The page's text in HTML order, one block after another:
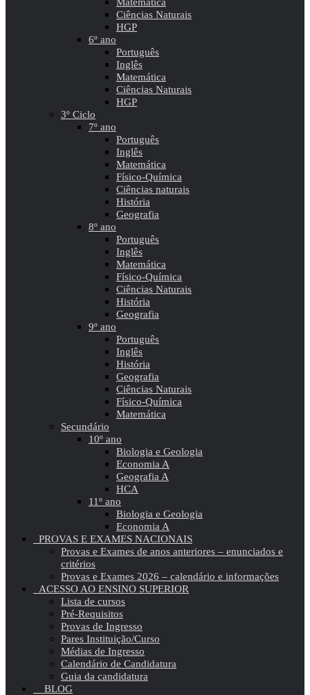
Ciências Naturais
HGP
6º ano
Português
Inglês
Matemática
Ciências Naturais
HGP
3º Ciclo
7º ano
Português
Inglês
Matemática
Físico-Química
Ciências naturais
História
Geografia
8º ano
Português
Inglês
Matemática
Físico-Química
Ciências Naturais
História
Geografia
9º ano
Português
Inglês
História
Geografia
Ciências Naturais
Físico-Química
Matemática
Secundário
10º ano
Biologia e Geologia
Economia A
Geografia A
HCA
11º ano
Biologia e Geologia
Economia A
PROVAS E EXAMES NACIONAIS
Provas e Exames de anos anteriores – enunciados e
critérios
Provas e Exames 2026 – calendário e informações
ACESSO AO ENSINO SUPERIOR
Lista de cursos
Pré-Requisitos
Provas de Ingresso
Pares Instituição/Curso
Médias de Ingresso
Calendário de Candidatura
Guia da candidatura
BLOG